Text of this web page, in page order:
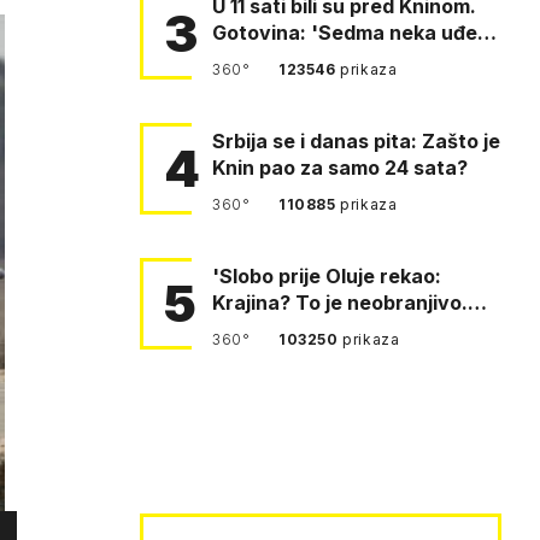
3
U 11 sati bili su pred Kninom.
Gotovina: 'Sedma neka uđe,
4. gardijska neka g…
360° 123546prikaza
4 Srbija se i danas pita: Zašto je
Knin pao za samo 24 sata?
360° 110885prikaza
5
'Slobo prije Oluje rekao:
Krajina? To je neobranjivo.
Tuđmana zvao Krivousti'
360° 103250prikaza